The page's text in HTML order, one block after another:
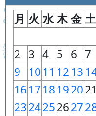
月 火 水木金 土
2 3 4 5 6 7
9
1011 1213
161718192021
2324252627